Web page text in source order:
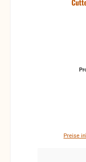
Preise